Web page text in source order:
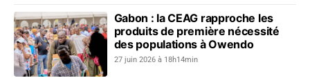
Gabon : la CEAG rapproche les
produits de première nécessité
des populations à Owendo
27 juin 2026 à 18h14min